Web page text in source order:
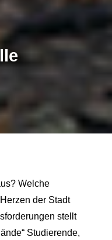
Welche
der Stadt
stellt
Studierende,